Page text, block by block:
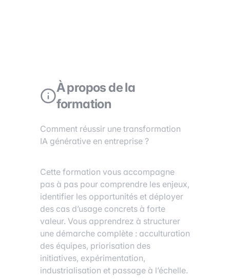
À propos de la
formation
Comment réussir une transformation
IA générative en entreprise ?
Cette formation vous accompagne
pas à pas pour comprendre les enjeux,
identifier les opportunités et déployer
des cas d’usage concrets à forte
valeur. Vous apprendrez à structurer
une démarche complète : acculturation
des équipes, priorisation des
initiatives, expérimentation,
industrialisation et passage à l’échelle.